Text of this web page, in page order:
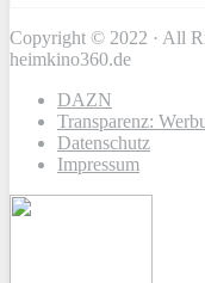
Copyright © 2022 · All
heimkino360.de
DAZN
Transparenz:
Datenschutz
Impressum